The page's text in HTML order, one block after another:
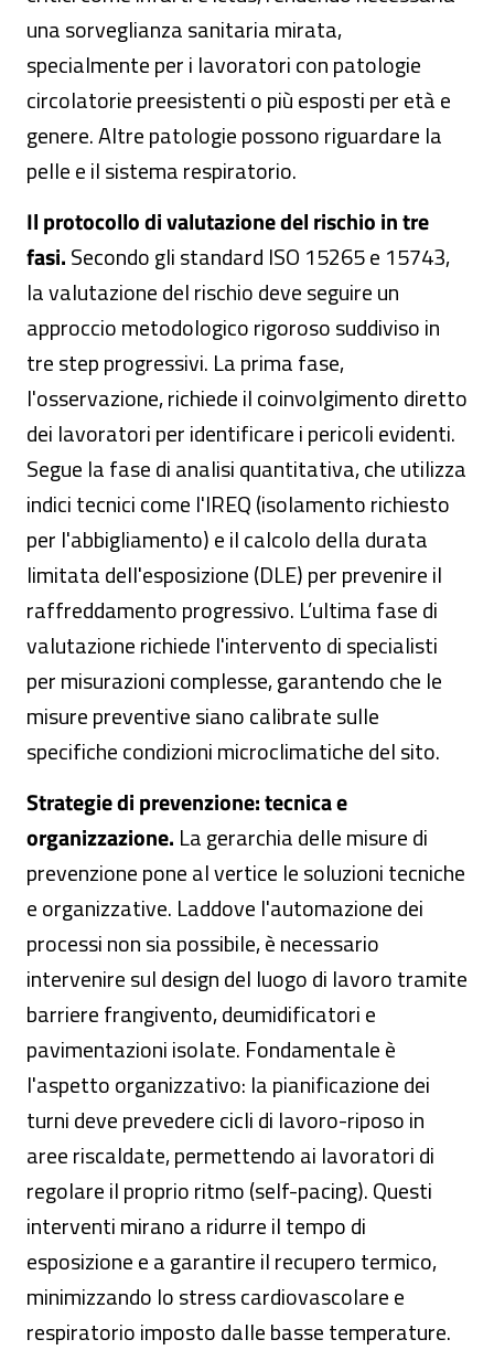
una sorveglianza sanitaria mirata,
specialmente per i lavoratori con patologie
circolatorie preesistenti o più esposti per età e
genere. Altre patologie possono riguardare la
pelle e il sistema respiratorio.
Il protocollo di valutazione del rischio in tre
fasi.Secondo gli standard ISO 15265 e 15743,
la valutazione del rischio deve seguire un
approccio metodologico rigoroso suddiviso in
tre step progressivi. La prima fase,
l'osservazione, richiede il coinvolgimento diretto
dei lavoratori per identificare i pericoli evidenti.
Segue la fase di analisi quantitativa, che utilizza
indici tecnici come l'IREQ (isolamento richiesto
per l'abbigliamento) e il calcolo della durata
limitata dell'esposizione (DLE) per prevenire il
raffreddamento progressivo. L’ultima fase di
valutazione richiede l'intervento di specialisti
per misurazioni complesse, garantendo che le
misure preventive siano calibrate sulle
specifiche condizioni microclimatiche del sito.
Strategie di prevenzione: tecnica e
organizzazione. La gerarchia delle misure di
prevenzione pone al vertice le soluzioni tecniche
e organizzative. Laddove l'automazione dei
processi non sia possibile, è necessario
intervenire sul design del luogo di lavoro tramite
barriere frangivento, deumidificatori e
pavimentazioni isolate. Fondamentale è
l'aspetto organizzativo: la pianificazione dei
turni deve prevedere cicli di lavoro-riposo in
aree riscaldate, permettendo ai lavoratori di
regolare il proprio ritmo (self-pacing). Questi
interventi mirano a ridurre il tempo di
esposizione e a garantire il recupero termico,
minimizzando lo stress cardiovascolare e
respiratorio imposto dalle basse temperature.